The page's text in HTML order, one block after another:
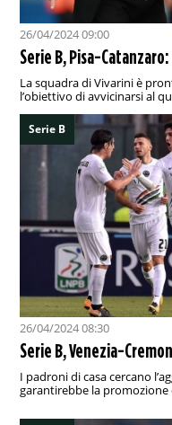
26/04/2024 09:00
Serie B, Pisa-
La squadra di Vivarini è
l’obiettivo di avvicinarsi al
Serie B
26/04/2024 08:30
Serie B, Venezia-
I padroni di casa cercano
garantirebbe la promozione